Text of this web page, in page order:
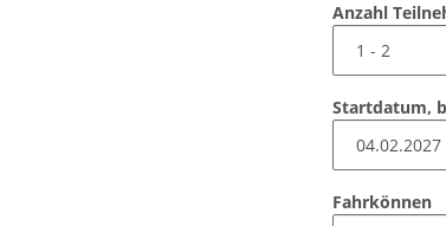
Anzahl
Startdatum,
Fahrkönnen